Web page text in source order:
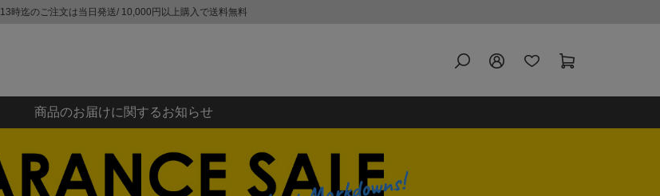
13時迄のご注文は当日発送/ 10,000円以上購入で送料無料
商品のお届けに関するお知らせ